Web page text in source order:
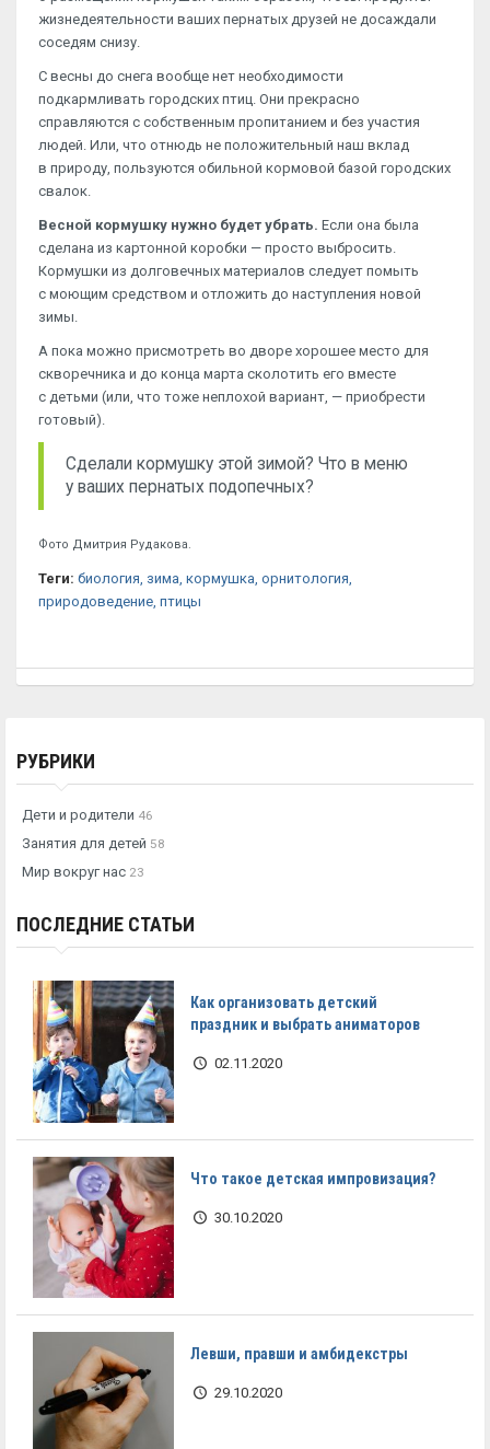
жизнедеятельности ваших пернатых друзей не досаждали
соседям снизу.
С весны до снега вообще нет необходимости
подкармливать городских птиц. Они прекрасно
справляются с собственным пропитанием и без участия
людей. Или, что отнюдь не положительный наш вклад
в природу, пользуются обильной кормовой базой городских
свалок.
Весной кормушку нужно будет убрать. Если она была
сделана из картонной коробки — просто выбросить.
Кормушки из долговечных материалов следует помыть
с моющим средством и отложить до наступления новой
зимы.
А пока можно присмотреть во дворе хорошее место для
скворечника и до конца марта сколотить его вместе
с детьми (или, что тоже неплохой вариант, — приобрести
готовый).
Сделали кормушку этой зимой? Что в меню
у ваших пернатых подопечных?
Фото Дмитрия Рудакова.
Теги: биология, зима, кормушка, орнитология,
природоведение, птицы
РУБРИКИ
Дети и родители 46
Занятия для детей 58
Мир вокруг нас 23
ПОСЛЕДНИЕ СТАТЬИ
Как организовать детский
праздник и выбрать аниматоров
02.11.2020
Что такое детская импровизация?
30.10.2020
Левши, правши и амбидекстры
29.10.2020